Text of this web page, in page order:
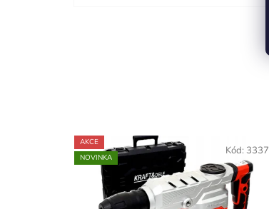
AKCE
NOVINKA
Kód: 3337